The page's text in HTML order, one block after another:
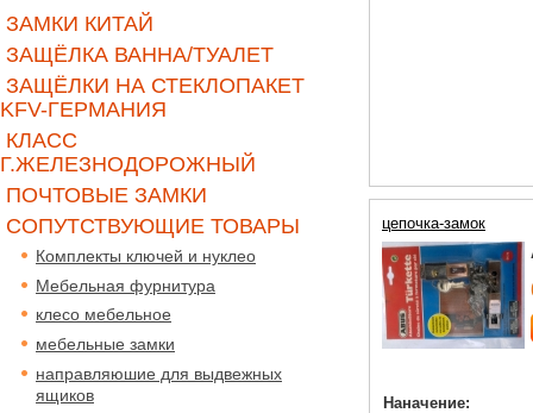
ЗАМКИ КИТАЙ
ЗАЩЁЛКА ВАННА/ТУАЛЕТ
ЗАЩЁЛКИ НА СТЕКЛОПАКЕТ
KFV-ГЕРМАНИЯ
КЛАСС
Г.ЖЕЛЕЗНОДОРОЖНЫЙ
ПОЧТОВЫЕ ЗАМКИ
СОПУТСТВУЮЩИЕ ТОВАРЫ
Комплекты ключей и нуклео
Мебельная фурнитура
клесо мебельное
мебельные замки
направляюшие для выдвежных
ящиков
цепочка-замок
Наначение: